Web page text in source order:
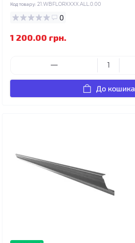
Код товару: 21.WBFLORXXXX.ALL.0.00
0
1 200.00 грн.
До кошика